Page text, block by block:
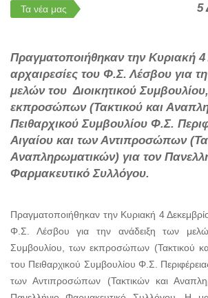
Τα νέα μας 5
Πραγματοποιήθηκαν την Κυριακή 4
αρχαιρεσίες του Φ.Σ. Λέσβου για
μελών του Διοικητικού
εκπροσώπων (Τακτικού και
Πειθαρχικού Συμβουλίου Φ.Σ.
Αιγαίου και των Αντιπροσώπων
Αναπληρωματικών) για τον
Φαρμακευτικό Συλλόγου.
Πραγματοποιήθηκαν την Κυριακή 4
Φ.Σ. Λέσβου για την ανάδειξη των
Συμβουλίου, των εκπροσώπων (Τακτικού
του Πειθαρχικού Συμβουλίου Φ.Σ.
των Αντιπροσώπων (Τακτικών και